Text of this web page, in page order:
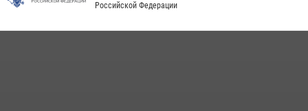
Российской Федерации